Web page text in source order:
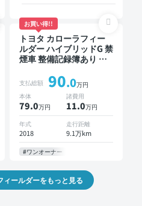
お買い得!!
トヨタ カローラフィー
ルダー ハイブリッドG 禁
煙車 整備記録簿あり デ
TV オートクルーズ スマ
ートキー ETC 社外アル
ミ 衝突軽減
支払総額 90.0万円
本体
79.0万円
諸費用
11.0万円
年式
2018
走行距離
9.1万km
#ワンオーナー
ィールダーをもっと見る